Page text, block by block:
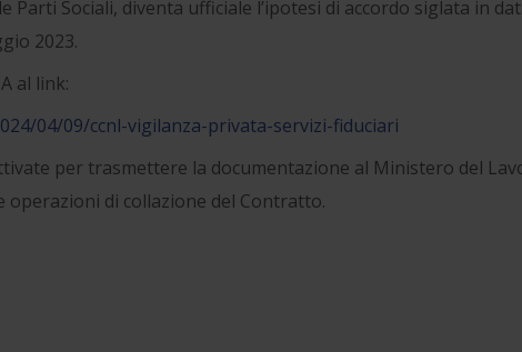
Sociali, diventa ufficiale l’ipotesi di accordo siglata in
2023.
al link:
04/09/ccnl-vigilanza-privata-servizi-fiduciari
per trasmettere la documentazione al Ministero del
operazioni di collazione del Contratto.